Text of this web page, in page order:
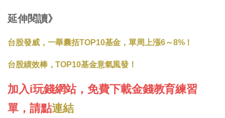
延伸閱讀》
台股發威，一舉囊括TOP10基金，單周上漲6～8%！
台股績效棒，TOP10基金意氣風發！
加入i玩錢網站，免費下載金錢教育練習
單，請點連結